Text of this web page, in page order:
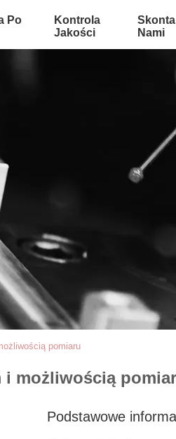
Po
Kontrola
Jakości
Nami
pomiaru
i możliwością
Podstawowe